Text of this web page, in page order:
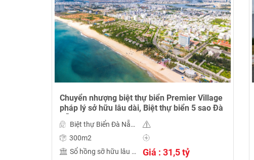
Chuyển nhượng biệt thự biển Premier Village
pháp lý sở hữu lâu dài, Biệt thự biển 5 sao Đà
Biệt thự Biển Đà Nẵng
300m2
Sổ hồng sỡ hữu lâu dài
Giá : 31,5 tỷ